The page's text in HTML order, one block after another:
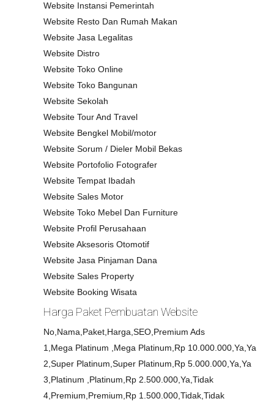
Website Instansi Pemerintah
Website Resto Dan Rumah Makan
Website Jasa Legalitas
Website Distro
Website Toko Online
Website Toko Bangunan
Website Sekolah
Website Tour And Travel
Website Bengkel Mobil/motor
Website Sorum / Dieler Mobil Bekas
Website Portofolio Fotografer
Website Tempat Ibadah
Website Sales Motor
Website Toko Mebel Dan Furniture
Website Profil Perusahaan
Website Aksesoris Otomotif
Website Jasa Pinjaman Dana
Website Sales Property
Website Booking Wisata
Harga Paket Pembuatan Website
No,Nama,Paket,Harga,SEO,Premium Ads
1,Mega Platinum ,Mega Platinum,Rp 10.000.000,Ya,Ya
2,Super Platinum,Super Platinum,Rp 5.000.000,Ya,Ya
3,Platinum ,Platinum,Rp 2.500.000,Ya,Tidak
4,Premium,Premium,Rp 1.500.000,Tidak,Tidak